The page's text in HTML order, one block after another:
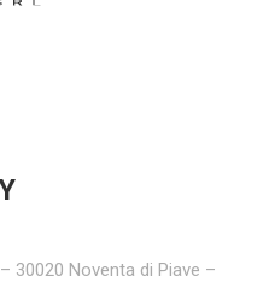
30020 Noventa di Piave –